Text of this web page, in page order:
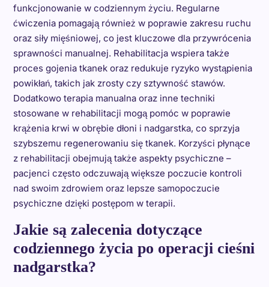
funkcjonowanie w codziennym życiu. Regularne
ćwiczenia pomagają również w poprawie zakresu ruchu
oraz siły mięśniowej, co jest kluczowe dla przywrócenia
sprawności manualnej. Rehabilitacja wspiera także
proces gojenia tkanek oraz redukuje ryzyko wystąpienia
powikłań, takich jak zrosty czy sztywność stawów.
Dodatkowo terapia manualna oraz inne techniki
stosowane w rehabilitacji mogą pomóc w poprawie
krążenia krwi w obrębie dłoni i nadgarstka, co sprzyja
szybszemu regenerowaniu się tkanek. Korzyści płynące
z rehabilitacji obejmują także aspekty psychiczne –
pacjenci często odczuwają większe poczucie kontroli
nad swoim zdrowiem oraz lepsze samopoczucie
psychiczne dzięki postępom w terapii.
Jakie są zalecenia dotyczące
codziennego życia po operacji cieśni
nadgarstka?